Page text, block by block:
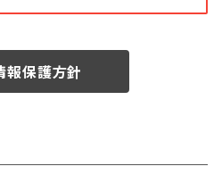
報保護方針